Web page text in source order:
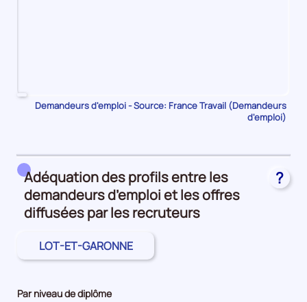
Pour
de
2023,
le
nombre
demandeurs
d'emploi
catégorie
Demandeurs d'emploi - Source: France Travail (Demandeurs
d'emploi)
Adéquation des profils entre les
demandeurs d’emploi et les offres
diffusées par les recruteurs
?
LOT-ET-GARONNE
Par niveau de diplôme